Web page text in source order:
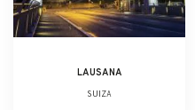
LAUSANA
SUIZA